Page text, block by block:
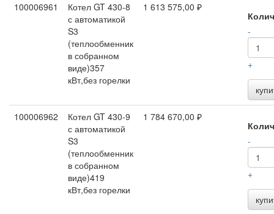
100006961
Котел GT 430-8
с автоматикой
S3
(теплообменник
в собранном
виде)357
кВт,без горелки
1 613 575,00 ₽
-
+
100006962
Котел GT 430-9
с автоматикой
S3
(теплообменник
в собранном
виде)419
кВт,без горелки
1 784 670,00 ₽
-
+